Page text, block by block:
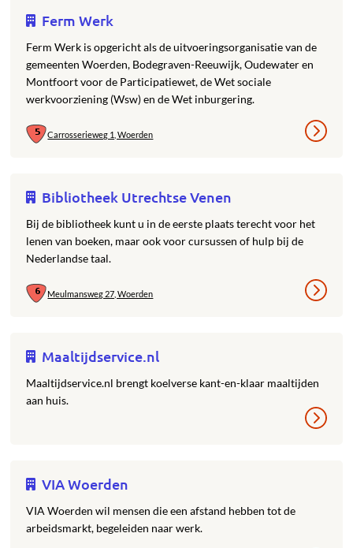
Ferm Werk
Ferm Werk is opgericht als de uitvoeringsorganisatie van de
gemeenten Woerden, Bodegraven-Reeuwijk, Oudewater en
Montfoort voor de Participatiewet, de Wet sociale
werkvoorziening (Wsw) en de Wet inburgering.
Carrosserieweg 1, Woerden
Bibliotheek Utrechtse Venen
Bij de bibliotheek kunt u in de eerste plaats terecht voor het
lenen van boeken, maar ook voor cursussen of hulp bij de
Nederlandse taal.
Meulmansweg 27, Woerden
Maaltijdservice.nl
Maaltijdservice.nl brengt koelverse kant-en-klaar maaltijden
aan huis.
VIA Woerden
VIA Woerden wil mensen die een afstand hebben tot de
arbeidsmarkt, begeleiden naar werk.